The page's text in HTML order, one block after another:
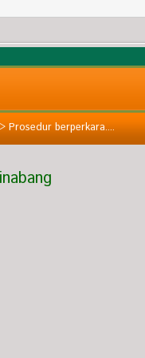
Prosedur berperkara....